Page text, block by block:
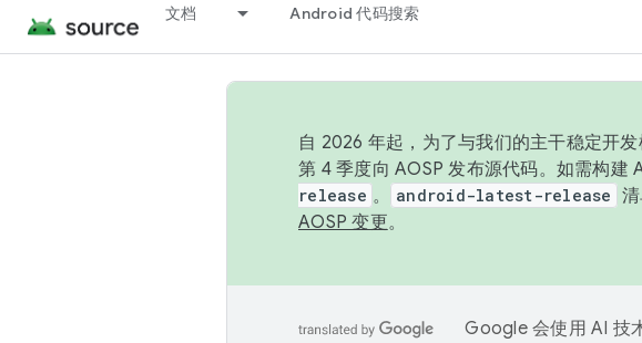
文档 Android 代码搜索
自 2026 年起，为了与我们的主干稳定开
第 4 季度向 AOSP 发布源代码。如需构建
release 。 android-latest-release
AOSP 变更。
Google 会使用 AI 技